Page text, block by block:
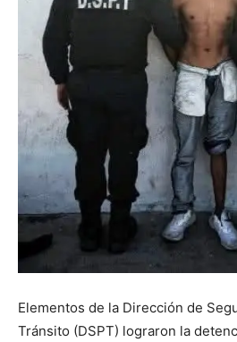
Elementos de la Dirección de
Tránsito (DSPT) lograron la